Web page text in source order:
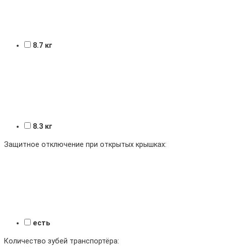
8.7 кг
8.3 кг
Защитное отключение при открытых крышках:
есть
Количество зубей транспортёра: